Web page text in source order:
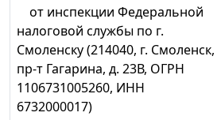
от инспекции Федеральной
налоговой службы по г.
Смоленску (214040, г. Смоленск,
пр-т Гагарина, д. 23В, ОГРН
1106731005260, ИНН
6732000017)